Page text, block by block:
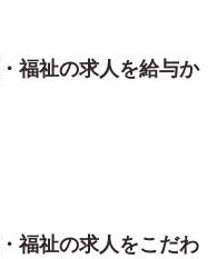
福祉の求人を給与か
福祉の求人をこだわ